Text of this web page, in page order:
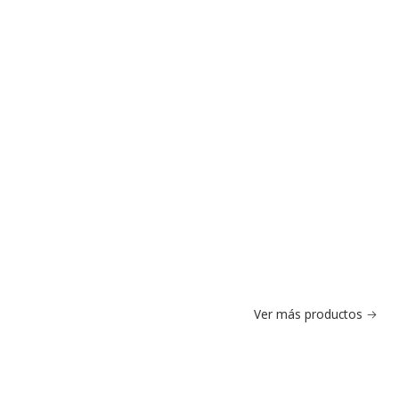
Ver más productos